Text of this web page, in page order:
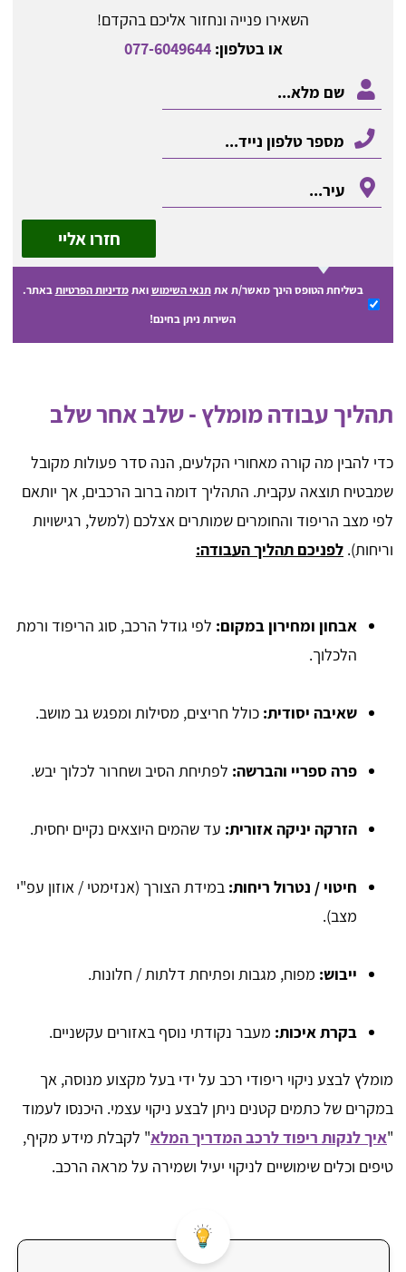
השאירו פנייה ונחזור אליכם בהקדם!
או בטלפון:077-6049644
חזרו אליי
בשליחת הטופס הינך מאשר/ת אתתנאי השימושואתמדיניות הפרטיותבאתר.
השירות ניתן בחינם!
תהליך עבודה מומלץ - שלב אחר שלב
כדי להבין מה קורה מאחורי הקלעים, הנה סדר פעולות מקובל
שמבטיח תוצאה עקבית. התהליך דומה ברוב הרכבים, אך יותאם
לפי מצב הריפוד והחומרים שמותרים אצלכם (למשל, רגישויות
וריחות). לפניכם תהליך העבודה:
אבחון ומחירון במקום: לפי גודל הרכב, סוג הריפוד ורמת
הלכלוך.
שאיבה יסודית: כולל חריצים, מסילות ומפגש גב מושב.
פרה ספריי והברשה: לפתיחת הסיב ושחרור לכלוך יבש.
הזרקה יניקה אזורית: עד שהמים היוצאים נקיים יחסית.
חיטוי / נטרול ריחות: במידת הצורך (אנזימטי / אוזון עפ"י
מצב).
ייבוש: מפוח, מגבות ופתיחת דלתות / חלונות.
בקרת איכות: מעבר נקודתי נוסף באזורים עקשניים.
​מומלץ לבצע ניקוי ריפודי רכב על ידי בעל מקצוע מנוסה, אך
במקרים של כתמים קטנים ניתן לבצע ניקוי עצמי. היכנסו לעמוד
"איך לנקות ריפוד לרכב המדריך המלא" לקבלת מידע מקיף,
טיפים וכלים שימושיים לניקוי יעיל ושמירה על מראה הרכב.